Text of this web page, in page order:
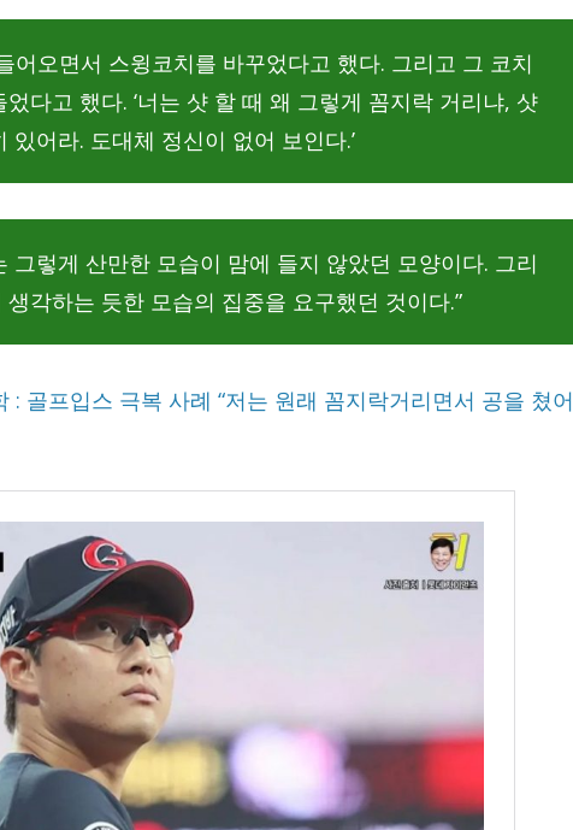
어오면서 스윙코치를 바꾸었다고 했다. 그리고 그 코치
다고 했다. ‘너는 샷 할 때 왜 그렇게 꼼지락 거리냐, 샷
있어라. 도대체 정신이 없어 보인다.’
그렇게 산만한 모습이 맘에 들지 않았던 모양이다. 그리
각하는 듯한 모습의 집중을 요구했던 것이다.”
: 골프입스 극복 사례 “저는 원래 꼼지락거리면서 공을 쳤어